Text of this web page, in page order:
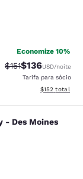
574 avaliações
Economize 10%
Tarifa anterior
$151Tarifa com
$136USD/noite
Tarifa para sócio
Exibir
$152 total
- Des
- Des Moines
880 avaliações